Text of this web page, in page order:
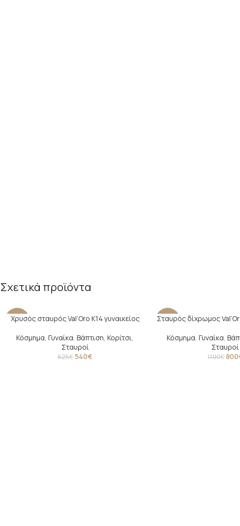
Σχετικά προϊόντα
-14%
Χρυσός σταυρός Val’Oro Κ14 γυναικείος
Κόσμημα,Γυναίκα,Βάπτιση,Κορίτσι,
Σταυροί
625€540€
-27%
Σταυρός δίχρωμος
Κόσμημα, Γυναίκα,
Σταυροί
1.100€ 800